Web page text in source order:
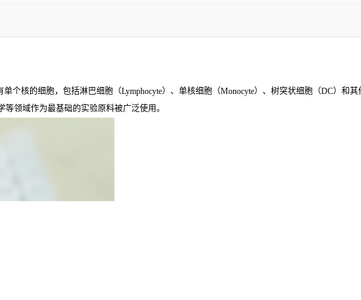
个核的细胞，包括淋巴细胞（Lymphocyte）、单核细胞（Monocyte）、树突状细胞（DC）和
领域作为最基础的实验原料被广泛使用。